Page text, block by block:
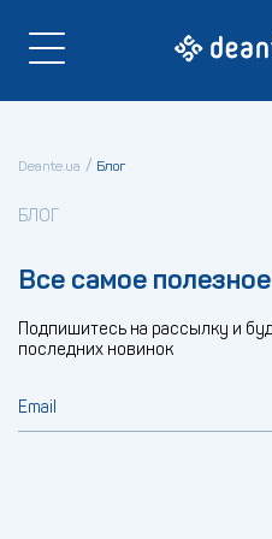
Deante.ua Блог
БЛОГ
Все самое
Подпишитесь на рассылку и
последних новинок
Email